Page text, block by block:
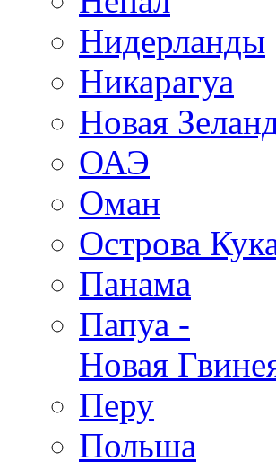
Нидерланды
Никарагуа
Новая
ОАЭ
Оман
Острова
Панама
Папуа -
Новая
Перу
Польша